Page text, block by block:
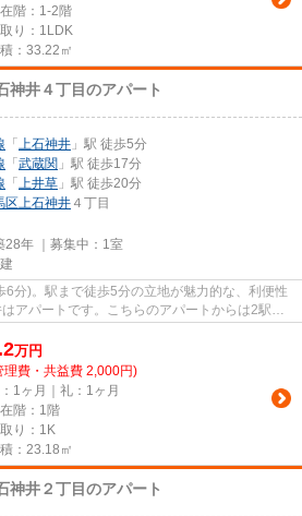
階：1-2階
り：1LDK
：33.22㎡
神井４丁目のアパート
「 上石神井 」駅 徒歩5分
「 武蔵関 」駅 徒歩17分
「 上井草 」駅 徒歩20分
区上石神井 ４丁目
年 ｜募集中： 1室
分)。駅まで徒歩5分の立地が魅力的な、利便性
アパートです。こちらのアパートからは2駅が
万円
理費・共益費 2,000円)
1ヶ月｜礼：1ヶ月
階：1階
り：1K
：23.18㎡
神井２丁目のアパート